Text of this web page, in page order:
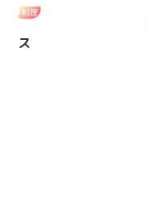
料理
ス